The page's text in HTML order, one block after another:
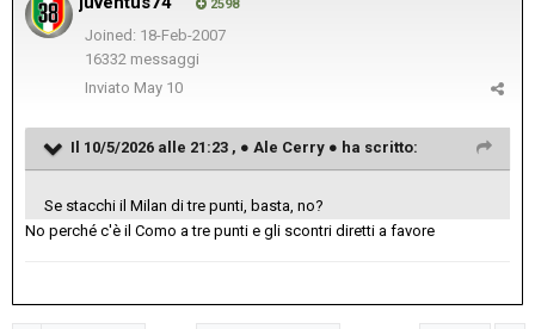
2598
Joined: 18-Feb-2007
16332 messaggi
Inviato May 10
Il 10/5/2026 alle 21:23 , ● Ale Cerry ● ha scritto:
Se stacchi il Milan di tre punti, basta, no?
No perché c'è il Como a tre punti e gli scontri diretti a favore